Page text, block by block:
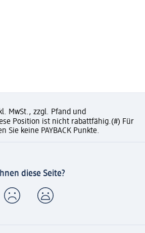
MwSt., zzgl. Pfand und
Position ist nicht rabattfähig.(#) Für
Sie keine PAYBACK Punkte.
diese Seite?